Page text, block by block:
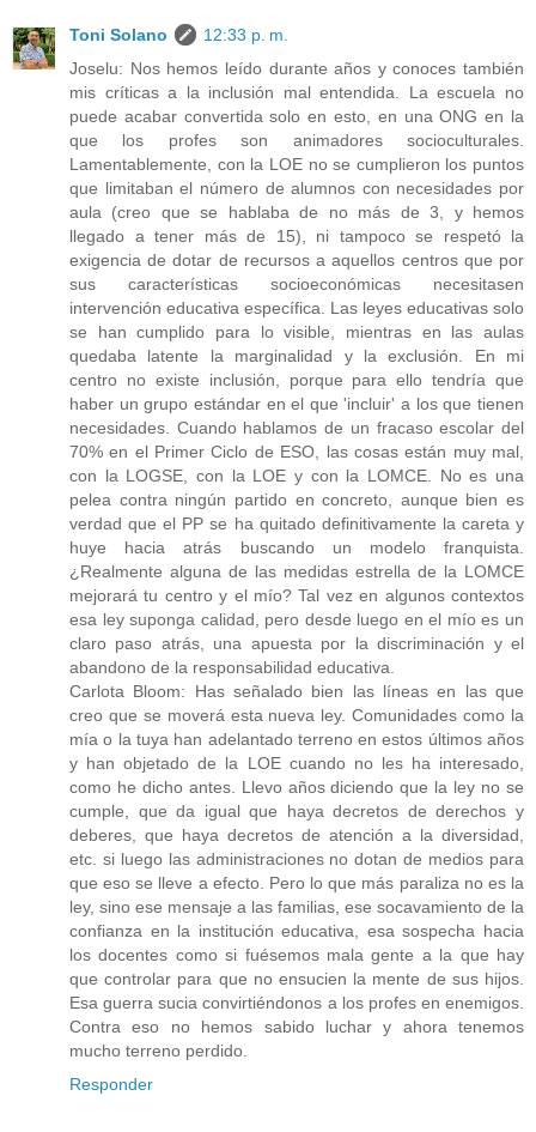
Toni Solano
12:33 p. m.
Joselu: Nos hemos leído durante años y conoces también
mis críticas a la inclusión mal entendida. La escuela no
puede acabar convertida solo en esto, en una ONG en la
que los profes son animadores socioculturales.
Lamentablemente, con la LOE no se cumplieron los puntos
que limitaban el número de alumnos con necesidades por
aula (creo que se hablaba de no más de 3, y hemos
llegado a tener más de 15), ni tampoco se respetó la
exigencia de dotar de recursos a aquellos centros que por
sus características socioeconómicas necesitasen
intervención educativa específica. Las leyes educativas solo
se han cumplido para lo visible, mientras en las aulas
quedaba latente la marginalidad y la exclusión. En mi
centro no existe inclusión, porque para ello tendría que
haber un grupo estándar en el que 'incluir' a los que tienen
necesidades. Cuando hablamos de un fracaso escolar del
70% en el Primer Ciclo de ESO, las cosas están muy mal,
con la LOGSE, con la LOE y con la LOMCE. No es una
pelea contra ningún partido en concreto, aunque bien es
verdad que el PP se ha quitado definitivamente la careta y
huye hacia atrás buscando un modelo franquista.
¿Realmente alguna de las medidas estrella de la LOMCE
mejorará tu centro y el mío? Tal vez en algunos contextos
esa ley suponga calidad, pero desde luego en el mío es un
claro paso atrás, una apuesta por la discriminación y el
abandono de la responsabilidad educativa.
Carlota Bloom: Has señalado bien las líneas en las que
creo que se moverá esta nueva ley. Comunidades como la
mía o la tuya han adelantado terreno en estos últimos años
y han objetado de la LOE cuando no les ha interesado,
como he dicho antes. Llevo años diciendo que la ley no se
cumple, que da igual que haya decretos de derechos y
deberes, que haya decretos de atención a la diversidad,
etc. si luego las administraciones no dotan de medios para
que eso se lleve a efecto. Pero lo que más paraliza no es la
ley, sino ese mensaje a las familias, ese socavamiento de la
confianza en la institución educativa, esa sospecha hacia
los docentes como si fuésemos mala gente a la que hay
que controlar para que no ensucien la mente de sus hijos.
Esa guerra sucia convirtiéndonos a los profes en enemigos.
Contra eso no hemos sabido luchar y ahora tenemos
mucho terreno perdido.
Responder